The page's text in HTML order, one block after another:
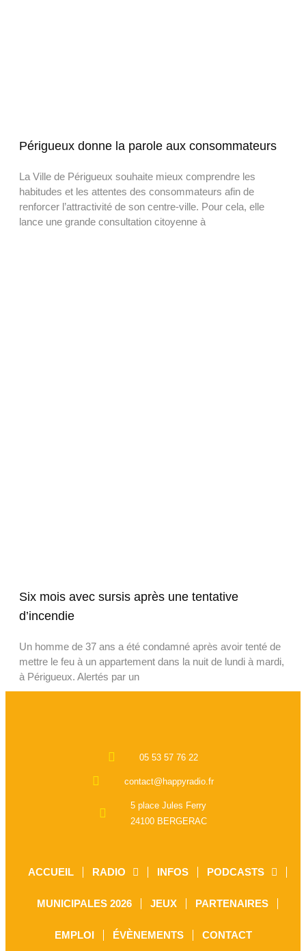
Périgueux donne la parole aux consommateurs
La Ville de Périgueux souhaite mieux comprendre les
habitudes et les attentes des consommateurs afin de
renforcer l’attractivité de son centre-ville. Pour cela, elle
lance une grande consultation citoyenne à
Six mois avec sursis après une tentative
d’incendie
Un homme de 37 ans a été condamné après avoir tenté de
mettre le feu à un appartement dans la nuit de lundi à mardi,
à Périgueux. Alertés par un
05 53 57 76 22
contact@happyradio.fr
5 place Jules Ferry
24100 BERGERAC
ACCUEIL RADIO INFOS PODCASTS
MUNICIPALES 2026 JEUX PARTENAIRES
EMPLOI ÉVÈNEMENTS CONTACT